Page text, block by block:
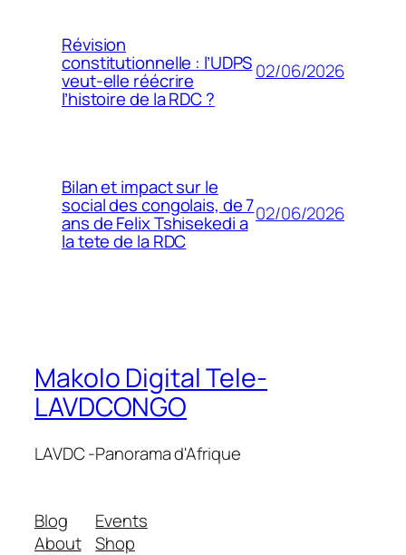
Révision
constitutionnelle : l’UDPS
veut-elle réécrire
l’histoire de la RDC ?
02/06/2026
Bilan et impact sur le
social des congolais, de 7
ans de Felix Tshisekedi a
la tete de la RDC
02/06/2026
Makolo Digital Tele-
LAVDCONGO
LAVDC -Panorama d'Afrique
Blog
About
Events
Shop